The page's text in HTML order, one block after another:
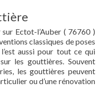
Ectot-l’Auber ( 76760 )
classiques de poses
aussi pour tout ce qui
les gouttières. Souvent
les gouttières peuvent
ou d’une rénovation